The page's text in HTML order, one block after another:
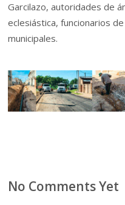
Garcilazo, autoridades de
eclesiástica, funcionarios
municipales.
No Comments Yet